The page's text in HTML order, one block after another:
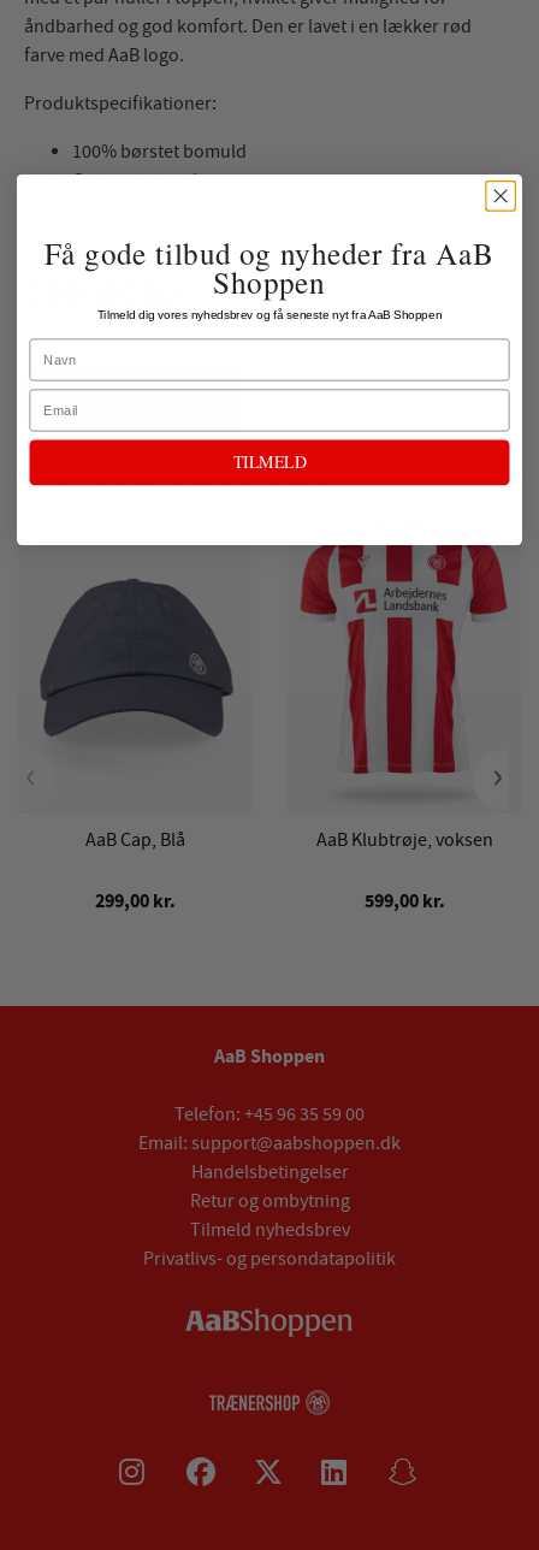
åndbarhed og god komfort. Den er lavet i en lækker rød
farve med AaB logo.
Produktspecifikationer:
100% børstet bomuld
Onesize, justerbar
ekskl. fragt
LÆG I KURV
POPULÆRE PRODUKTER
AaB Cap, Blå
299,00 kr.
AaB Klubtrøje, voksen
599,00 kr.
‹ ›
AaB Shoppen
Telefon: +45 96 35 59 00
Email: support@aabshoppen.dk
Handelsbetingelser
Retur og ombytning
Tilmeld nyhedsbrev
Privatlivs- og persondatapolitik
Få gode tilbud og nyheder fra AaB
Shoppen
Tilmeld dig vores nyhedsbrev og få seneste nyt fra AaB Shoppen
Name
Email
TILMELD